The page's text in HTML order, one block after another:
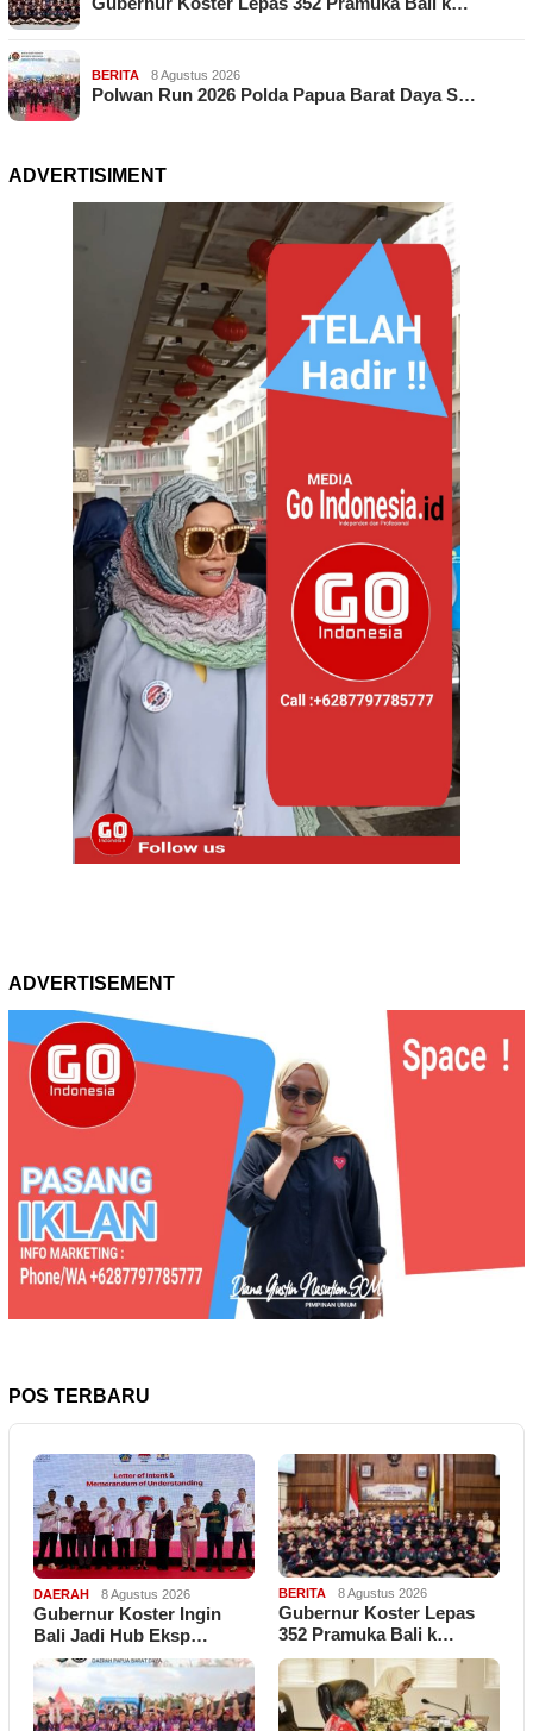
BERITA 8 Agustus 2026
Polwan Run 2026 Polda Papua Barat Daya S…
ADVERTISIMENT
ADVERTISEMENT
POS TERBARU
DAERAH 8 Agustus 2026
Gubernur Koster Ingin
Bali Jadi Hub Eksp…
BERITA 8 Agustus 2026
Gubernur Koster Lepas
352 Pramuka Bali k…